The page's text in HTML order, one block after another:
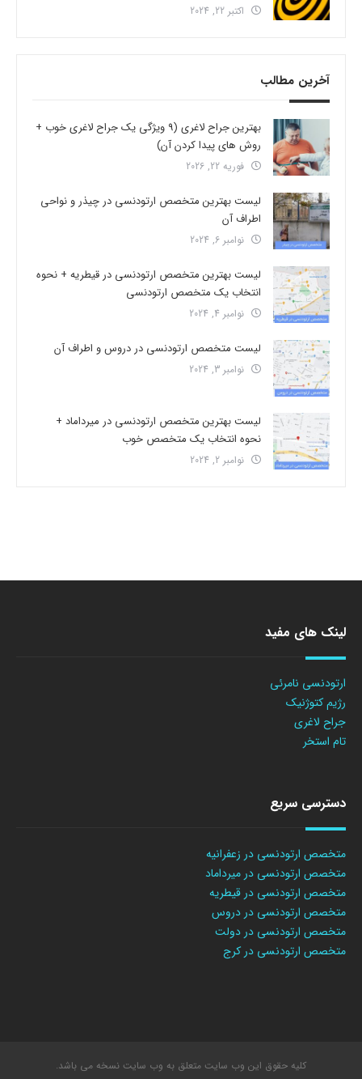
اکتبر 22, 2024
آخرین مطالب
بهترین جراح لاغری (9 ویژگی یک جراح لاغری خوب +
روش های پیدا کردن آن)
فوریه 22, 2026
لیست بهترین متخصص ارتودنسی در چیذر و نواحی
اطراف آن
نوامبر 6, 2024
لیست بهترین متخصص ارتودنسی در قیطریه + نحوه
انتخاب یک متخصص ارتودنسی
نوامبر 4, 2024
لیست متخصص ارتودنسی در دروس و اطراف آن
نوامبر 3, 2024
لیست بهترین متخصص ارتودنسی در میرداماد +
نحوه انتخاب یک متخصص خوب
نوامبر 2, 2024
لینک های مفید
ارتودنسی نامرئی
رژیم کتوژنیک
جراح لاغری
تام استخر
دسترسی سریع
متخصص ارتودنسی در زعفرانیه
متخصص ارتودنسی در میرداماد
متخصص ارتودنسی در قیطریه
متخصص ارتودنسی در دروس
متخصص ارتودنسی در دولت
متخصص ارتودنسی در کرج
کلیه حقوق این وب سایت متعلق به وب سایت نسخه می باشد.